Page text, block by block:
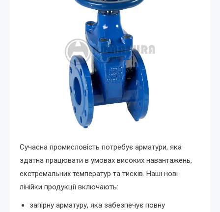
Сучасна промисловість потребує арматури, яка
здатна працювати в умовах високих навантажень,
екстремальних температур та тисків. Наші нові
лінійки продукції включають:
запірну арматуру, яка забезпечує повну